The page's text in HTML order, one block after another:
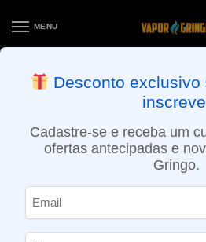
MENU
ENTREGA NO MESMO DIA EM SÃO
APROVADOS ATÉ 15:30
Desconto
Cadastre-se e receba um
ofertas antecipadas e
Gringo.